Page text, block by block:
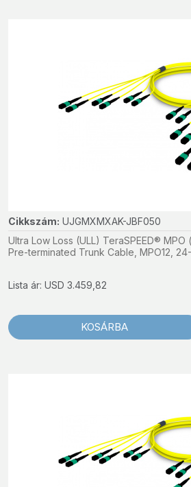
Cikkszám: UJGMXMXAK-JBF050
Ultra Low Loss (ULL) TeraSPEED® MPO
Pre-terminated Trunk Cable, MPO12,
Lista ár: USD 3.459,82
KOSÁRBA